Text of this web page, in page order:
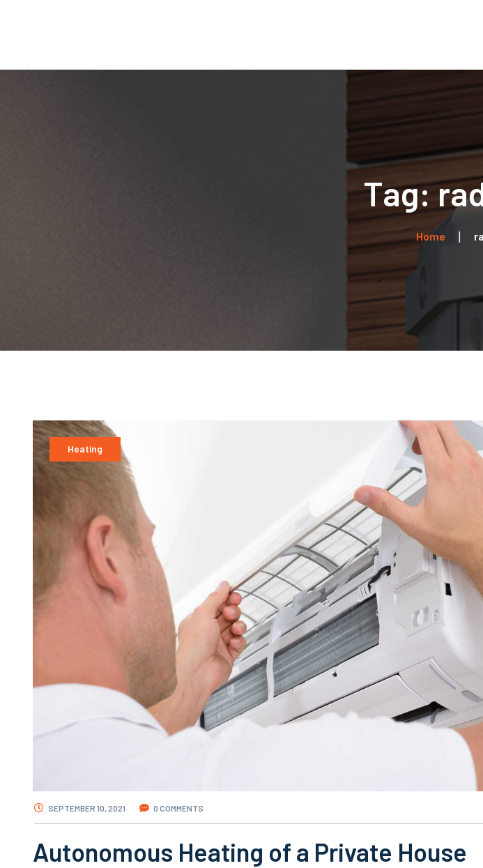
Tag:
Home
Heating
SEPTEMBER 10, 2021 0 COMMENTS
Autonomous Heating of a Private House